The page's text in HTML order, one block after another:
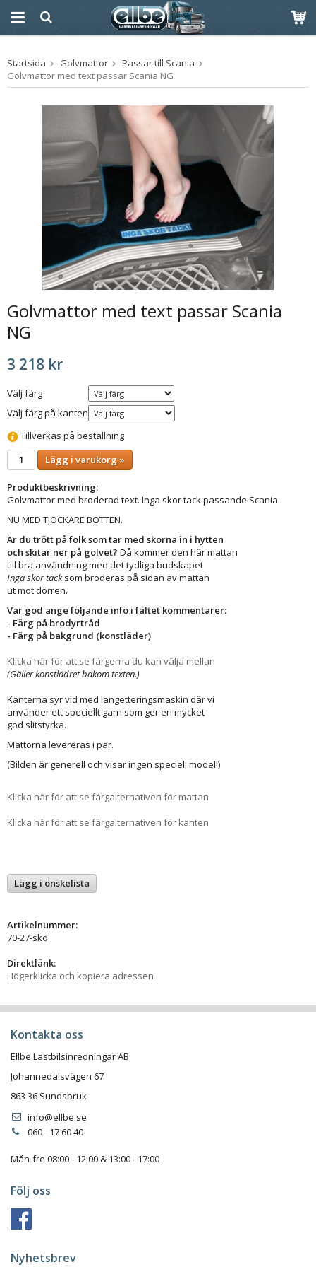
Produkten har blivit
tillagd i varukorgen
Startsida Golvmattor
Passar till Scania
Golvmattor med text passar Scania NG
Golvmattor med text passar Scania
NG
3 218 kr
Välj färg
Välj färg på kanten
Tillverkas på beställning
Lägg i varukorg »
Produktbeskrivning:
Golvmattor med broderad text. Inga skor tack passande Scania
NU MED TJOCKARE BOTTEN.
Är du trött på folk som tar med skorna in i hytten
och skitar ner på golvet? Då kommer den här mattan
till bra användning med det tydliga budskapet
Inga skor tacksom broderas på sidan av mattan
ut mot dörren.
Var god ange följande info i fältet kommentarer:
- Färg på brodyrtråd
- Färg på bakgrund (konstläder)
Klicka här för att se färgerna du kan välja mellan
(Gäller konstlädret bakom texten.)
Kanterna syr vid med langetteringsmaskin där vi
använder ett speciellt garn som ger en mycket
god slitstyrka.
Mattorna levereras i par.
(Bilden är generell och visar ingen speciell modell)
Klicka här för att se färgalternativen för mattan
Klicka här för att se färgalternativen för kanten
Lägg i önskelista
Artikelnummer:
70-27-sko
Direktlänk:
Högerklicka och kopiera adressen
Kontakta oss
Ellbe Lastbilsinredningar AB
Johannedalsvägen 67
863 36 Sundsbruk
info@ellbe.se
060 - 17 60 40
Mån-fre 08:00 - 12:00 & 13:00 - 17:00
Följ oss
Nyhetsbrev